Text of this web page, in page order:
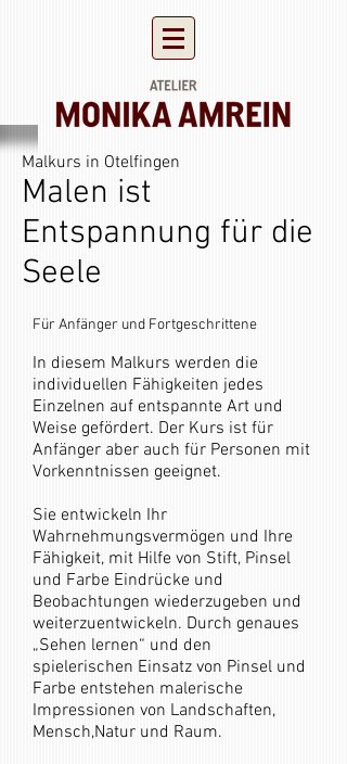
Malkurs in Otelfingen
Malen ist
Entspannung für die
Seele
Für Anfänger und Fortgeschrittene
In diesem Malkurs werden die
individuellen Fähigkeiten jedes
Einzelnen auf entspannte Art und
Weise gefördert. Der Kurs ist für
Anfänger aber auch für Personen mit
Vorkenntnissen geeignet.
Sie entwickeln Ihr
Wahrnehmungsvermögen und Ihre
Fähigkeit, mit Hilfe von Stift, Pinsel
und Farbe Eindrücke und
Beobachtungen wiederzugeben und
weiterzuentwickeln. Durch genaues
„Sehen lernen“ und den
spielerischen Einsatz von Pinsel und
Farbe entstehen malerische
Impressionen von Landschaften,
Mensch,Natur und Raum.